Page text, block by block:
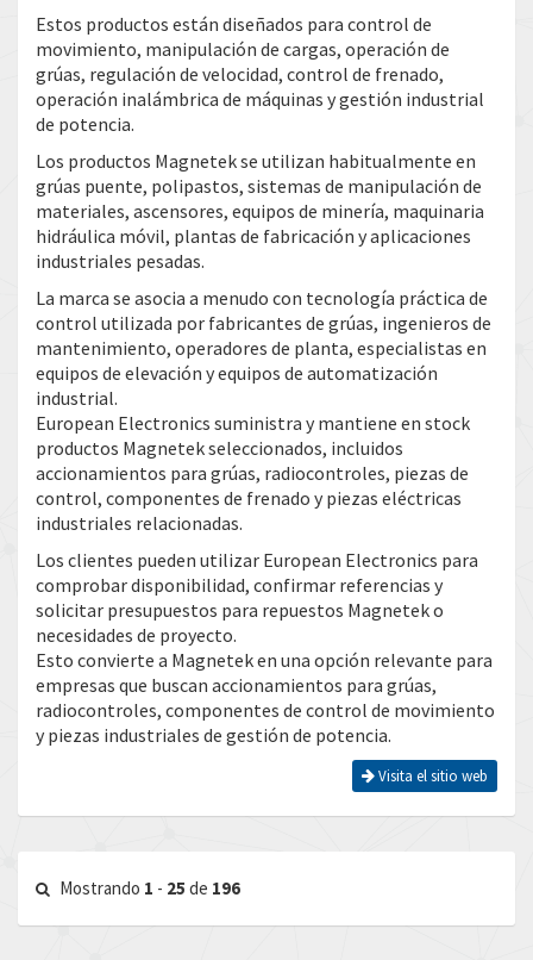
Estos productos están diseñados para control de
movimiento, manipulación de cargas, operación de
grúas, regulación de velocidad, control de frenado,
operación inalámbrica de máquinas y gestión industrial
de potencia.
Los productos Magnetek se utilizan habitualmente en
grúas puente, polipastos, sistemas de manipulación de
materiales, ascensores, equipos de minería, maquinaria
hidráulica móvil, plantas de fabricación y aplicaciones
industriales pesadas.
La marca se asocia a menudo con tecnología práctica de
control utilizada por fabricantes de grúas, ingenieros de
mantenimiento, operadores de planta, especialistas en
equipos de elevación y equipos de automatización
industrial.
European Electronics suministra y mantiene en stock
productos Magnetek seleccionados, incluidos
accionamientos para grúas, radiocontroles, piezas de
control, componentes de frenado y piezas eléctricas
industriales relacionadas.
Los clientes pueden utilizar European Electronics para
comprobar disponibilidad, confirmar referencias y
solicitar presupuestos para repuestos Magnetek o
necesidades de proyecto.
Esto convierte a Magnetek en una opción relevante para
empresas que buscan accionamientos para grúas,
radiocontroles, componentes de control de movimiento
y piezas industriales de gestión de potencia.
Visita el sitio web
Mostrando 1 - 25 de 196